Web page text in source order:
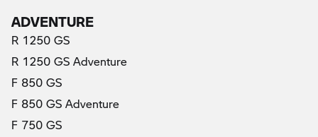
ADVENTURE
R 1250 GS
R 1250 GS Adventure
F 850 GS
F 850 GS Adventure
F 750 GS